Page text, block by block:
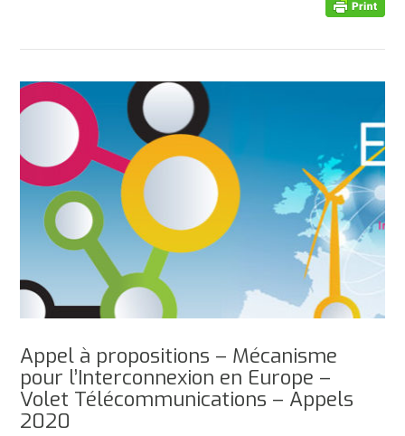
Appel à propositions – Mécanisme
pour l’Interconnexion en Europe –
Volet Télécommunications – Appels
2020